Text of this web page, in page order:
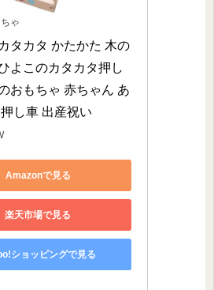
ゃ
タカタ かたかた 木の
よこのカタカタ押し
おもちゃ 赤ちゃん あ
し車 出産祝い
Amazonで見る
楽天市場で見る
ショッピングで見る